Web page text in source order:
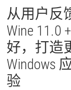
从用户反
Wine 11.0
好，打造
Windows
验